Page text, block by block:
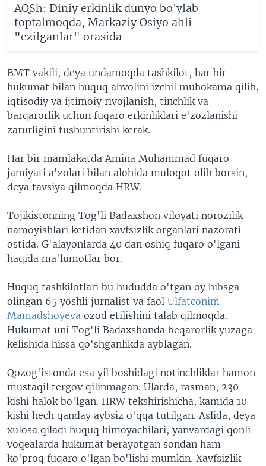
AQSh: Diniy erkinlik dunyo bo'ylab
toptalmoqda, Markaziy Osiyo ahli
"ezilganlar" orasida
BMT vakili, deya undamoqda tashkilot, har bir
hukumat bilan huquq ahvolini izchil muhokama qilib,
iqtisodiy va ijtimoiy rivojlanish, tinchlik va
barqarorlik uchun fuqaro erkinliklari e'zozlanishi
zarurligini tushuntirishi kerak.
Har bir mamlakatda Amina Muhammad fuqaro
jamiyati a'zolari bilan alohida muloqot olib borsin,
deya tavsiya qilmoqda HRW.
Tojikistonning Tog'li Badaxshon viloyati norozilik
namoyishlari ketidan xavfsizlik organlari nazorati
ostida. G'alayonlarda 40 dan oshiq fuqaro o'lgani
haqida ma'lumotlar bor.
Huquq tashkilotlari bu hududda o'tgan oy hibsga
olingan 65 yoshli jurnalist va faol Ulfatconim
Mamadshoyeva ozod etilishini talab qilmoqda.
Hukumat uni Tog'li Badaxshonda beqarorlik yuzaga
kelishida hissa qo'shganlikda ayblagan.
Qozog'istonda esa yil boshidagi notinchliklar hamon
mustaqil tergov qilinmagan. Ularda, rasman, 230
kishi halok bo'lgan. HRW tekshirishicha, kamida 10
kishi hech qanday aybsiz o'qqa tutilgan. Aslida, deya
xulosa qiladi huquq himoyachilari, yanvardagi qonli
voqealarda hukumat berayotgan sondan ham
ko'proq fuqaro o'lgan bo'lishi mumkin. Xavfsizlik